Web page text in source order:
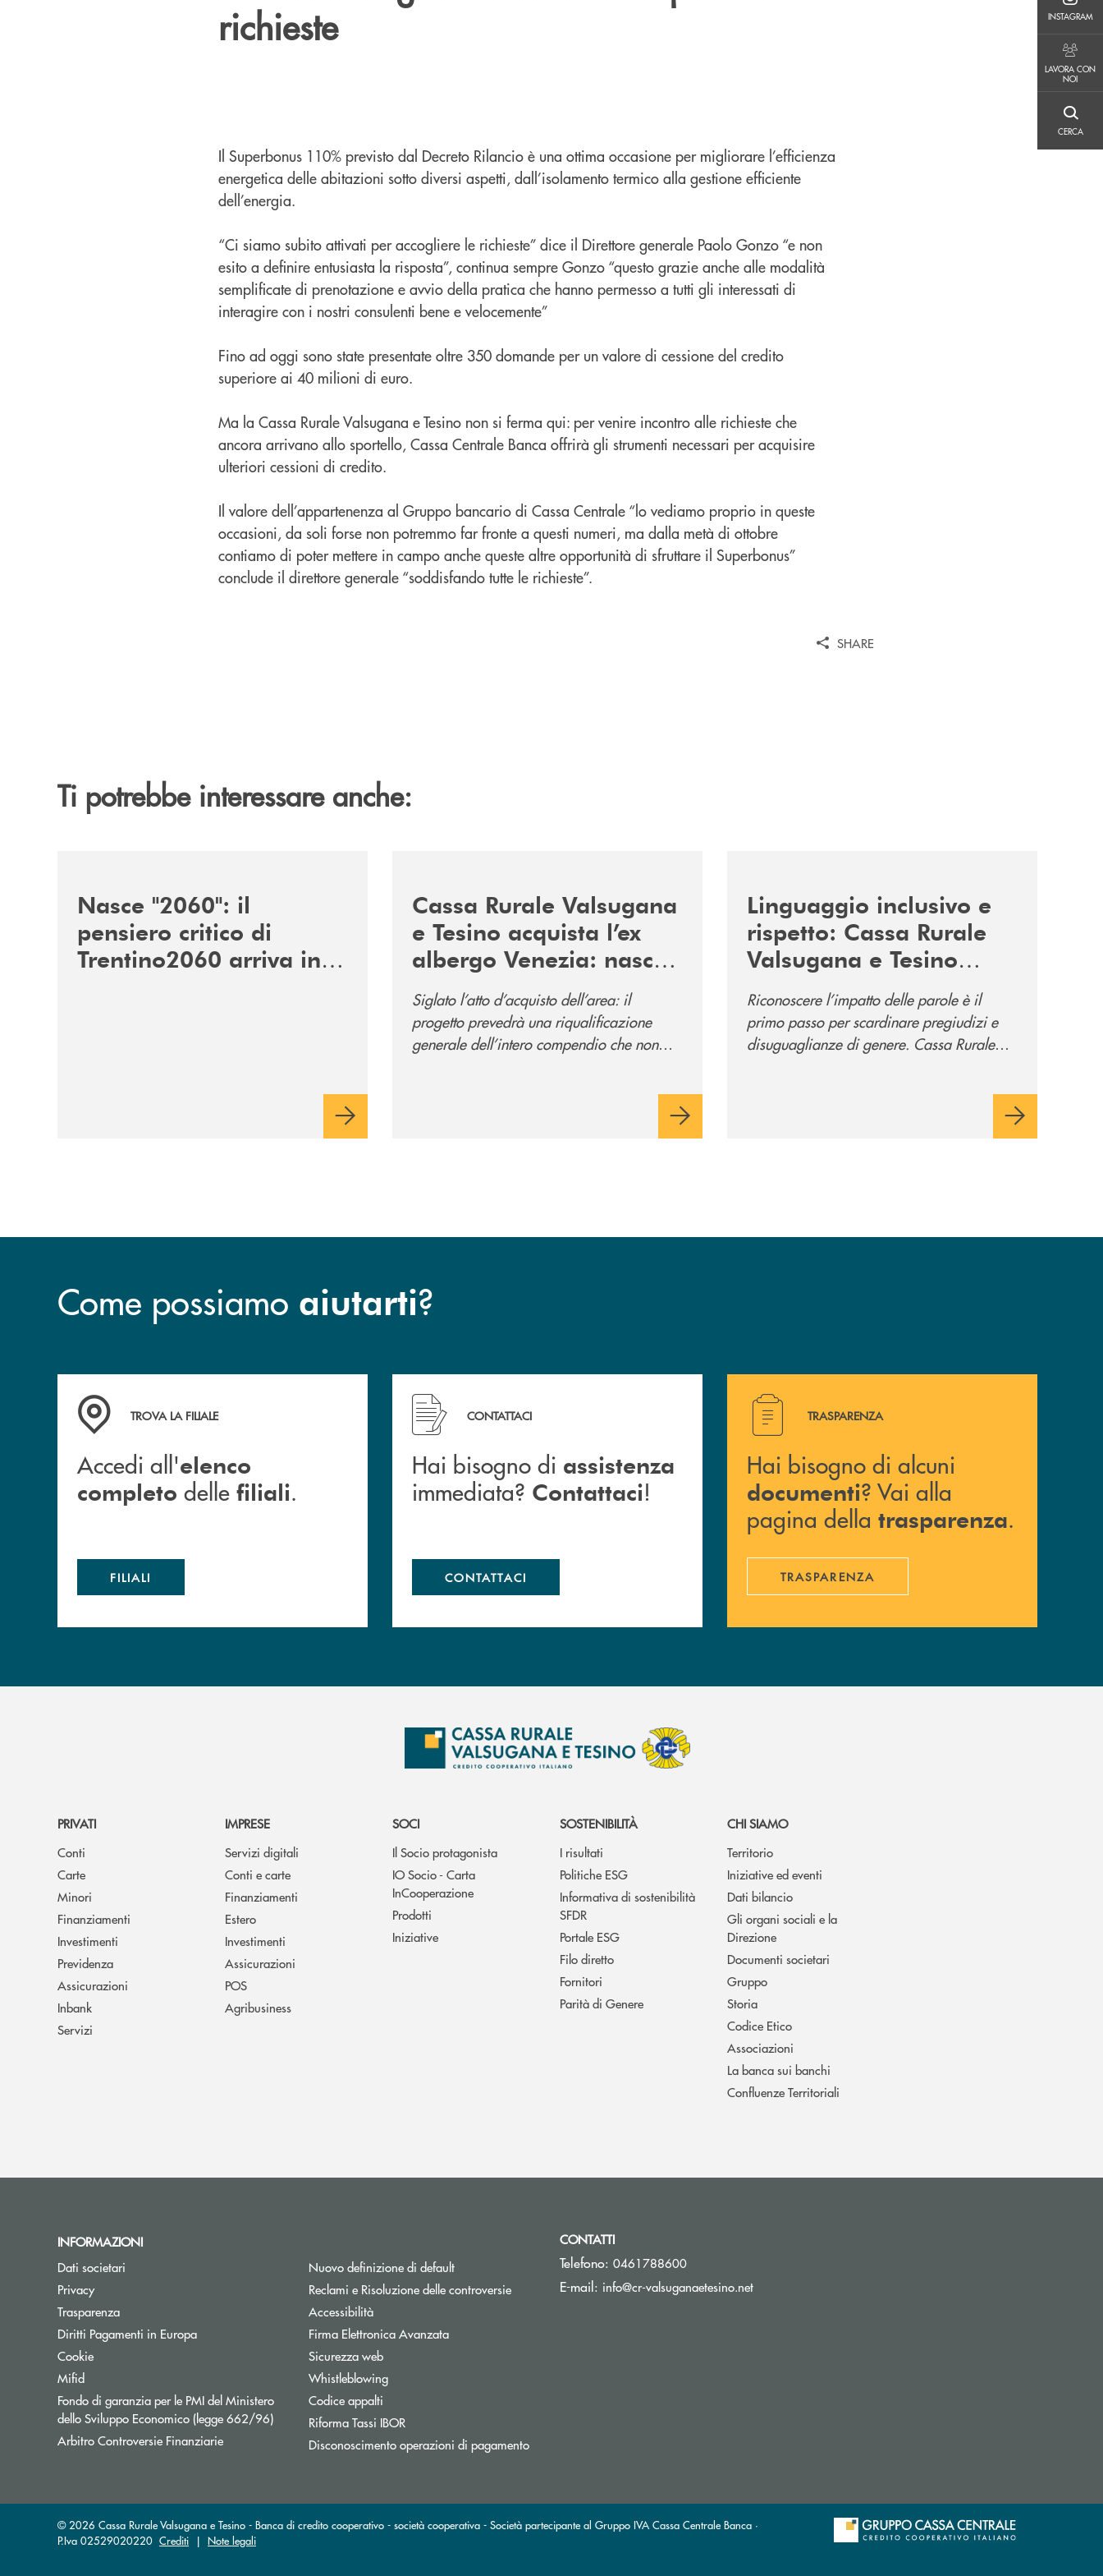
INSTAGRAM
LAVORA CON
NOI
CERCA
richieste
Il Superbonus 110% previsto dal Decreto Rilancio è una ottima occasione per migliorare l’efficienza
energetica delle abitazioni sotto diversi aspetti, dall’isolamento termico alla gestione efficiente
dell’energia.
“Ci siamo subito attivati per accogliere le richieste” dice il Direttore generale Paolo Gonzo “e non
esito a definire entusiasta la risposta”, continua sempre Gonzo “questo grazie anche alle modalità
semplificate di prenotazione e avvio della pratica che hanno permesso a tutti gli interessati di
interagire con i nostri consulenti bene e velocemente”
Fino ad oggi sono state presentate oltre 350 domande per un valore di cessione del credito
superiore ai 40 milioni di euro.
Ma la Cassa Rurale Valsugana e Tesino non si ferma qui: per venire incontro alle richieste che
ancora arrivano allo sportello, Cassa Centrale Banca offrirà gli strumenti necessari per acquisire
ulteriori cessioni di credito.
Il valore dell’appartenenza al Gruppo bancario di Cassa Centrale “lo vediamo proprio in queste
occasioni, da soli forse non potremmo far fronte a questi numeri, ma dalla metà di ottobre
contiamo di poter mettere in campo anche queste altre opportunità di sfruttare il Superbonus”
conclude il direttore generale “soddisfando tutte le richieste”.
SHARE
Ti potrebbe interessare anche:
Nasce "2060": il
pensiero critico di
Trentino2060 arriva in
Cassa Rurale Valsugana
e Tesino acquista l’ex
albergo Venezia: nasce
il nuovo polo
direzionale della banca
e al servizio della
Siglato l’atto d’acquisto dell’area: il
progetto prevedrà una riqualificazione
generale dell’intero compendio che non
Linguaggio inclusivo e
rispetto: Cassa Rurale
Valsugana e Tesino
promuove la campagna
“Tolleranza Zero”
Riconoscere l’impatto delle parole è il
primo passo per scardinare pregiudizi e
disuguaglianze di genere. Cassa Rurale
valori e influenzi direttamente la comunità
Come possiamo aiutarti?
Accedi all' elenco completo delle filiali .
TROVA LA FILIALE
Accedi all'elenco
completo delle filiali.
FILIALI
Hai bisogno di assistenza immediata? Contattaci !
CONTATTACI
Hai bisogno di assistenza
immediata? Contattaci!
CONTATTACI
Hai bisogno di alcuni documenti ? Vai alla pagina della
TRASPARENZA
Hai bisogno di alcuni
documenti? Vai alla
pagina della trasparenza.
TRASPARENZA
PRIVATI
Conti
Carte
Minori
Finanziamenti
Investimenti
Previdenza
Assicurazioni
Inbank
Servizi
IMPRESE
Servizi digitali
Conti e carte
Finanziamenti
Estero
Investimenti
Assicurazioni
POS
Agribusiness
SOCI
Il Socio protagonista
IO Socio - Carta
InCooperazione
Prodotti
Iniziative
SOSTENIBILITÀ
I risultati
Politiche ESG
Informativa di sostenibilità
SFDR
Portale ESG
Filo diretto
Fornitori
Parità di Genere
CHI SIAMO
Territorio
Iniziative ed eventi
Dati bilancio
Gli organi sociali e la
Direzione
Documenti societari
Gruppo
Storia
Codice Etico
Associazioni
La banca sui banchi
Confluenze Territoriali
INFORMAZIONI
Dati societari
Privacy
Trasparenza
Diritti Pagamenti in EuropaApre una nuova finestra
Cookie
Mifid
Fondo di garanzia per le PMI del Ministero
dello Sviluppo Economico (legge 662/96)Apre una nuova finestra
Arbitro Controversie FinanziarieApre una nuova finestra
Nuovo definizione di default
Reclami e Risoluzione delle controversie
Accessibilità
Firma Elettronica Avanzata
Sicurezza web
Whistleblowing
Codice appalti
Riforma Tassi IBORApre una nuova finestra
Disconoscimento operazioni di pagamento
CONTATTI
Telefono: 0461788600
E-mail: info@cr-valsuganaetesino.net(si apre l’app di posta elettronica)
© 2026 Cassa Rurale Valsugana e Tesino - Banca di credito cooperativo - società cooperativa - Società partecipante al Gruppo IVA Cassa Centrale Banca ·
P.Iva 02529020220 Crediti | Note legali